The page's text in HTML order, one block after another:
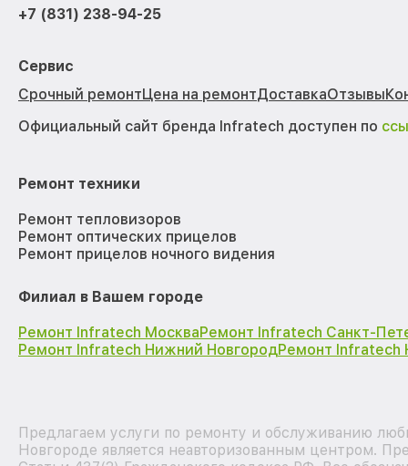
+7 (831) 238-94-25
Сервис
Срочный ремонтЦена на ремонтДоставкаОтзывы
Официальный сайт бренда Infratech доступен по
Ремонт техники
Ремонт тепловизоров
Ремонт оптических прицелов
Ремонт прицелов ночного видения
Филиал в Вашем городе
Ремонт Infratech МоскваРемонт Infratech Санкт-
Ремонт Infratech Нижний НовгородРемонт Infratech
Предлагаем услуги по ремонту и обслуживанию
Новгороде является неавторизованным центром.